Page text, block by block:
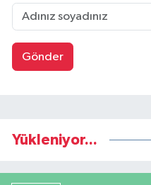
Gönder
Yükleniyor...